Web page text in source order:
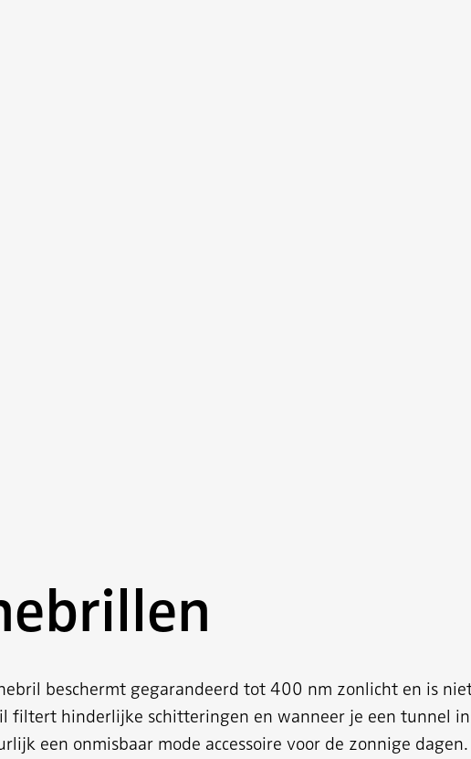
beschermt gegarandeerd tot 400 nm zonlicht en is
filtert hinderlijke schitteringen en wanneer je een tunnel
een onmisbaar mode accessoire voor de zonnige